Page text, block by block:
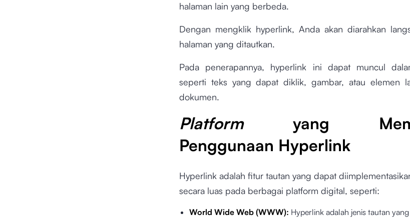
halaman lain yang berbeda.
Dengan mengklik hyperlink, Anda akan diarahkan
halaman yang ditautkan.
Pada penerapannya, hyperlink ini dapat muncul
seperti teks yang dapat diklik, gambar, atau elemen
dokumen.
Platform yang
Penggunaan Hyperlink
Hyperlink adalah fitur tautan yang dapat
secara luas pada berbagai platform digital, seperti:
World Wide Web (WWW): Hyperlink adalah jenis tautan